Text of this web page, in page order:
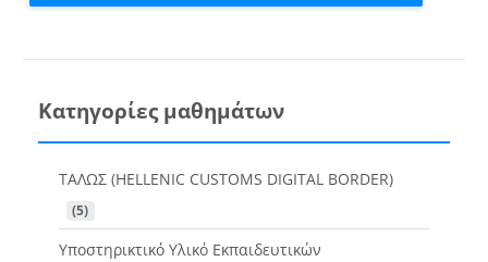
Κατηγορίες μαθημάτων
ΤΑΛΩΣ (HELLENIC CUSTOMS DIGITAL BORDER)
(5)
Υποστηρικτικό Υλικό Εκπαιδευτικών